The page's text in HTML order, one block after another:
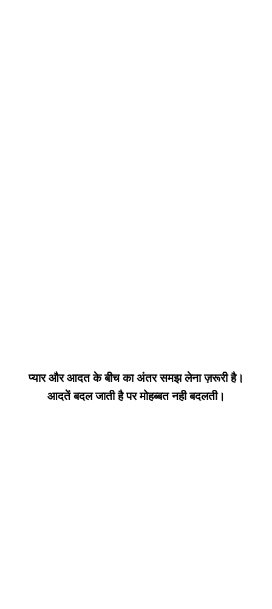
प्यार और आदत के बीच का अंतर समझ लेना ज़रूरी है।
आदतें बदल जाती है पर मोहब्बत नही बदलती।